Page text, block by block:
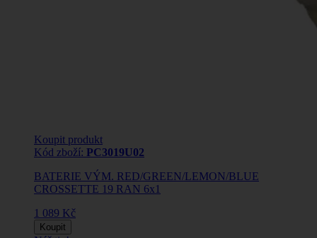
Koupit produkt
Kód zboží: PC3019U02
BATERIE VÝM. RED/GREEN/LEMON/BLUE
CROSSETTE 19 RAN 6x1
1 089 Kč
Koupit